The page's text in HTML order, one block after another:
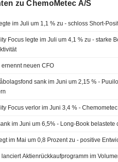
zu ChemoMetec A/S
im Juli um 1,1 % zu - schloss Short-
Focus legte im Juli um 4,1 % zu - starke
neuen CFO
sank im Juni um 2,15 % -
Focus verlor im Juni 3,4 % -
im Juni um 6,5% - Long-Book belastete
im Mai um 0,8 Prozent zu - positive
Aktienrückkaufprogramm im